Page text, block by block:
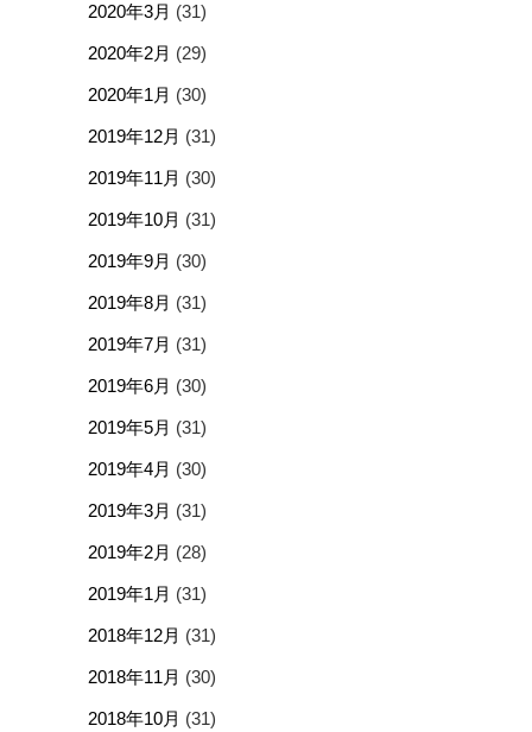
2020年3月 (31)
2020年2月 (29)
2020年1月 (30)
2019年12月 (31)
2019年11月 (30)
2019年10月 (31)
2019年9月 (30)
2019年8月 (31)
2019年7月 (31)
2019年6月 (30)
2019年5月 (31)
2019年4月 (30)
2019年3月 (31)
2019年2月 (28)
2019年1月 (31)
2018年12月 (31)
2018年11月 (30)
2018年10月 (31)